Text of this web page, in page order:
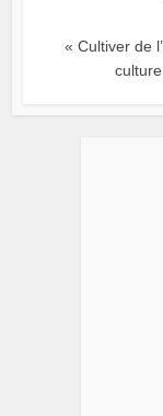
« Cultiver de